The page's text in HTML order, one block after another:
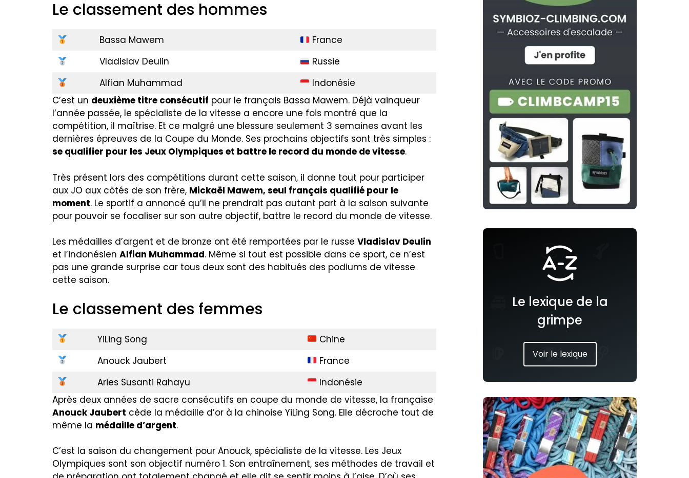
Le classement des hommes
Bassa Mawem
France
Vladislav Deulin
Russie
Alfian Muhammad
Indonésie
C’est un deuxième titre consécutif pour le français Bassa Mawem. Déjà vainqueur
l’année passée, le spécialiste de la vitesse a encore une fois montré que la
compétition, il maîtrise. Et ce malgré une blessure seulement 3 semaines avant les
dernières épreuves de la Coupe du Monde. Ses prochains objectifs sont très simples :
se qualifier pour les Jeux Olympiques et battre le record du monde de vitesse.
Très présent lors des compétitions durant cette saison, il donne tout pour participer
aux JO aux côtés de son frère, Mickaël Mawem, seul français qualifié pour le
moment. Le sportif a annoncé qu’il ne prendrait pas autant part à la saison suivante
pour pouvoir se focaliser sur son autre objectif, battre le record du monde de vitesse.
Les médailles d’argent et de bronze ont été remportées par le russe Vladislav Deulin
et l’indonésien Alfian Muhammad. Même si tout est possible dans ce sport, ce n’est
pas une grande surprise car tous deux sont des habitués des podiums de vitesse
cette saison.
Le classement des femmes
YiLing Song
Chine
Anouck Jaubert
France
Aries Susanti Rahayu
Indonésie
Après deux années de sacre consécutifs en coupe du monde de vitesse, la française
Anouck Jaubert cède la médaille d’or à la chinoise YiLing Song. Elle décroche tout de
même la médaille d’argent.
C’est la saison du changement pour Anouck, spécialiste de la vitesse. Les Jeux
Olympiques sont son objectif numéro 1. Son entraînement, ses méthodes de travail et
Le lexique de la
grimpe
Voir le lexique